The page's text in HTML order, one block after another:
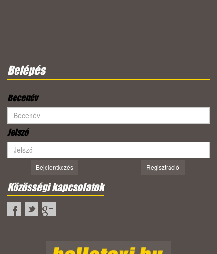
Belépés
Becenév
Jelszó
Bejelentkezés Regisztráció
Közösségi kapcsolatok